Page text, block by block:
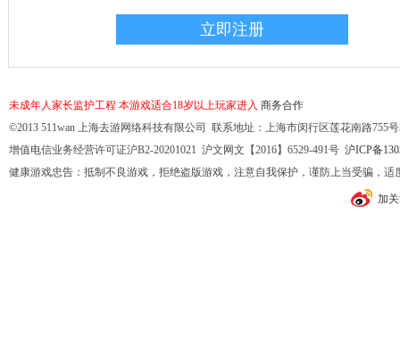
未成年人家长监护工程 本游戏适合18岁以上玩家进入 商务合作
©2013 511wan 上海去游网络科技有限公司 联系地址：上海市闵行区莲花南路755
增值电信业务经营许可证沪B2-20201021 沪文网文【2016】6529-491号 沪ICP备
健康游戏忠告：抵制不良游戏，拒绝盗版游戏，注意自我保护，谨防上当受骗，
加